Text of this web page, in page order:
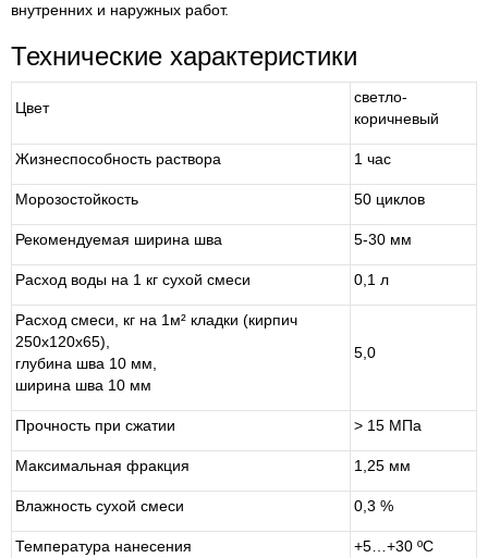
внутренних и наружных работ.
Технические характеристики
Цвет
светло-
коричневый
Жизнеспособность раствора 1 час
Морозостойкость 50 циклов
Рекомендуемая ширина шва 5-30 мм
Расход воды на 1 кг сухой смеси 0,1 л
Расход смеси, кг на 1м² кладки (кирпич
250x120x65),
глубина шва 10 мм,
ширина шва 10 мм
5,0
Прочность при сжатии > 15 МПа
Максимальная фракция 1,25 мм
Влажность сухой смеси 0,3 %
Температура нанесения +5…+30 ºС